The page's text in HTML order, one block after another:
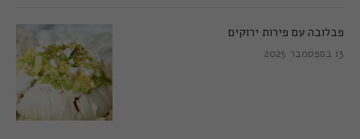
פבלובה עם פירות ירוקים
13 בספטמבר 2025